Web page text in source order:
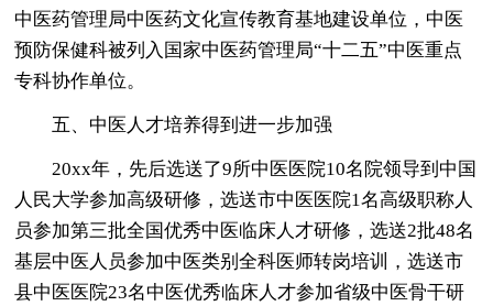
中医药管理局中医药文化宣传教育基地建设单位，中医
预防保健科被列入国家中医药管理局“十二五”中医重点
专科协作单位。
五、中医人才培养得到进一步加强
20xx年，先后选送了9所中医医院10名院领导到中国
人民大学参加高级研修，选送市中医医院1名高级职称人
员参加第三批全国优秀中医临床人才研修，选送2批48名
基层中医人员参加中医类别全科医师转岗培训，选送市
县中医医院23名中医优秀临床人才参加省级中医骨干研